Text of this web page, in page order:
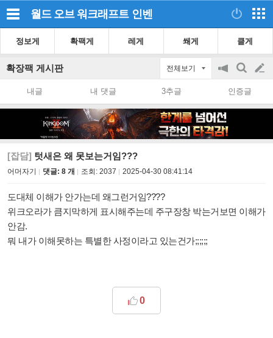
월드 오브 워크래프트 인벤
정보게 확팩게 레게 쐐게 클게
확장팩 게시판 전체보기
공
on/off
검
색
글
쓰
내글 내 댓글 3추글 인증글
[잡담] 텃새은 왜 못보는거임???
어머자기 댓글: 8 개 조회: 2037 2025-04-30 08:41:14
도대체 이해가 안가는데 왜그런거임????
위크오라가 큼지막하게 표시해주는데 주구장창 박는거보면 이해가
안감.
뭐 내가 이해못하는 특별한 사정이라고 있는건가;;;;;;
0